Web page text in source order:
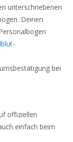
unterschriebenen
Deinen
bei
offiziellen
einfach beim